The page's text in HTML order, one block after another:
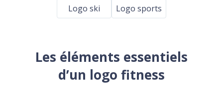
Logo ski
Logo sports
Les éléments essentiels
d’un logo fitness